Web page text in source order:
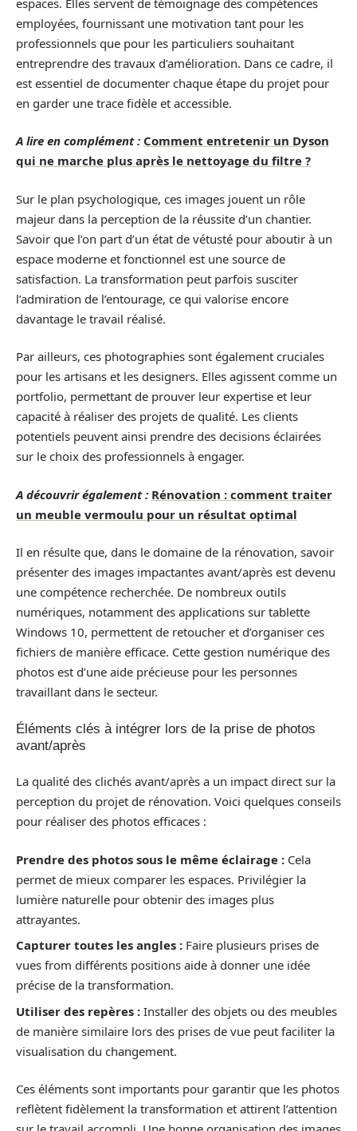
employées, fournissant une motivation tant pour les
professionnels que pour les particuliers souhaitant
entreprendre des travaux d’amélioration. Dans ce cadre, il
est essentiel de documenter chaque étape du projet pour
en garder une trace fidèle et accessible.
A lire en complément : Comment entretenir un Dyson
qui ne marche plus après le nettoyage du filtre ?
Sur le plan psychologique, ces images jouent un rôle
majeur dans la perception de la réussite d’un chantier.
Savoir que l’on part d’un état de vétusté pour aboutir à un
espace moderne et fonctionnel est une source de
satisfaction. La transformation peut parfois susciter
l’admiration de l’entourage, ce qui valorise encore
davantage le travail réalisé.
Par ailleurs, ces photographies sont également cruciales
pour les artisans et les designers. Elles agissent comme un
portfolio, permettant de prouver leur expertise et leur
capacité à réaliser des projets de qualité. Les clients
potentiels peuvent ainsi prendre des decisions éclairées
sur le choix des professionnels à engager.
A découvrir également : Rénovation : comment traiter
un meuble vermoulu pour un résultat optimal
Il en résulte que, dans le domaine de la rénovation, savoir
présenter des images impactantes avant/après est devenu
une compétence recherchée. De nombreux outils
numériques, notamment des applications sur tablette
Windows 10, permettent de retoucher et d’organiser ces
fichiers de manière efficace. Cette gestion numérique des
photos est d’une aide précieuse pour les personnes
travaillant dans le secteur.
Éléments clés à intégrer lors de la prise de photos
avant/après
La qualité des clichés avant/après a un impact direct sur la
perception du projet de rénovation. Voici quelques conseils
pour réaliser des photos efficaces :
Prendre des photos sous le même éclairage : Cela
permet de mieux comparer les espaces. Privilégier la
lumière naturelle pour obtenir des images plus
attrayantes.
Capturer toutes les angles : Faire plusieurs prises de
vues from différents positions aide à donner une idée
précise de la transformation.
Utiliser des repères : Installer des objets ou des meubles
de manière similaire lors des prises de vue peut faciliter la
visualisation du changement.
Ces éléments sont importants pour garantir que les photos
reflètent fidèlement la transformation et attirent l’attention